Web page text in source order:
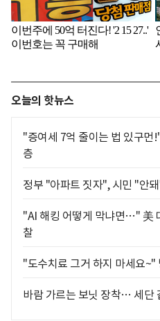
오늘의 핫뉴스
"증여세 7억 줄이는 법 있구먼
층
정부 "아파트 짓자", 시민 "안
"AI 해킹 어떻게 막냐면…" 美
찰
"도수치료 그거 하지 마세요~"
바람 가르는 보닛 장착… 세단